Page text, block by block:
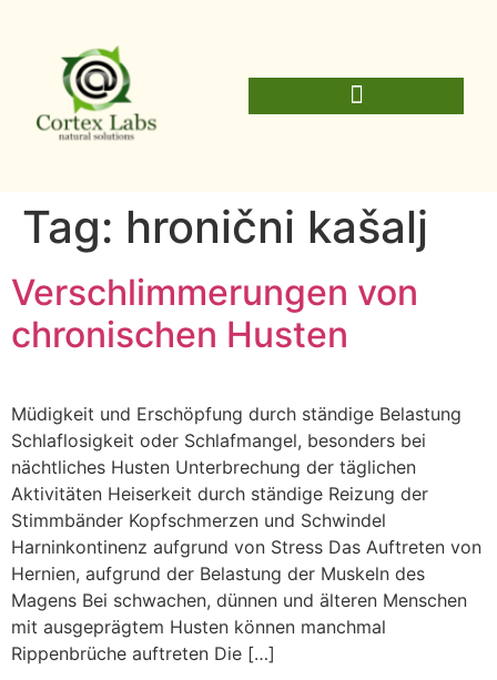
Tag: hronični kašalj
Verschlimmerungen von
chronischen Husten
Müdigkeit und Erschöpfung durch ständige Belastung
Schlaflosigkeit oder Schlafmangel, besonders bei
nächtliches Husten Unterbrechung der täglichen
Aktivitäten Heiserkeit durch ständige Reizung der
Stimmbänder Kopfschmerzen und Schwindel
Harninkontinenz aufgrund von Stress Das Auftreten von
Hernien, aufgrund der Belastung der Muskeln des
Magens Bei schwachen, dünnen und älteren Menschen
mit ausgeprägtem Husten können manchmal
Rippenbrüche auftreten Die […]